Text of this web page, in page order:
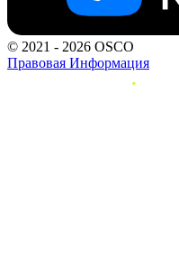
© 2021 - 2026 OSCO
Правовая Информация